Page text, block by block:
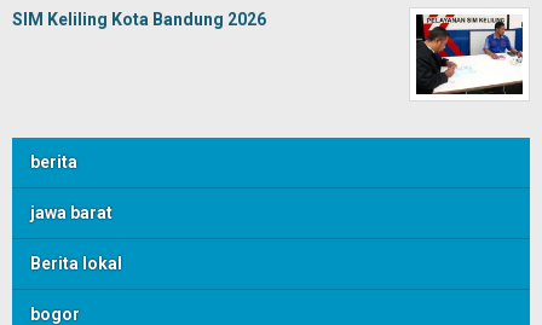
SIM Keliling Kota Bandung 2026
berita
jawa barat
Berita lokal
bogor